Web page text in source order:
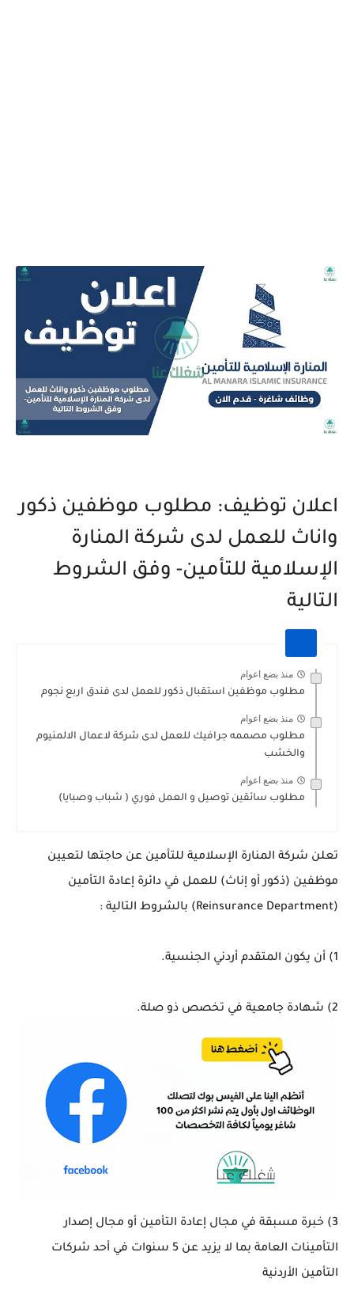
اعلان توظيف: مطلوب موظفين ذكور
واناث للعمل لدى شركة المنارة
الإسلامية للتأمين- وفق الشروط
التالية
منذ بضع اعوام
مطلوب موظفين استقبال ذكور للعمل لدى فندق اربع نجوم
منذ بضع اعوام
مطلوب مصممه جرافيك للعمل لدى شركة لاعمال الالمنيوم
والخشب
منذ بضع اعوام
مطلوب سائقين توصيل و العمل فوري ( شباب وصبايا)
تعلن شركة المنارة الإسلامية للتأمين عن حاجتها لتعيين
موظفين (ذكور أو إناث) للعمل في دائرة إعادة التأمين
(Reinsurance Department) بالشروط التالية :
1) أن يكون المتقدم أردني الجنسية.
2) شهادة جامعية في تخصص ذو صلة.
3) خبرة مسبقة في مجال إعادة التأمين أو مجال إصدار
التأمينات العامة بما لا يزيد عن 5 سنوات في أحد شركات
التأمين الأردنية